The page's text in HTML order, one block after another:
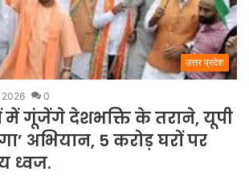
उत्तर प्रदेश
2026 0
में गूंजेंगे देशभक्ति के तराने, यूपी
अभियान, 5 करोड़ घरों पर
ध्वज.